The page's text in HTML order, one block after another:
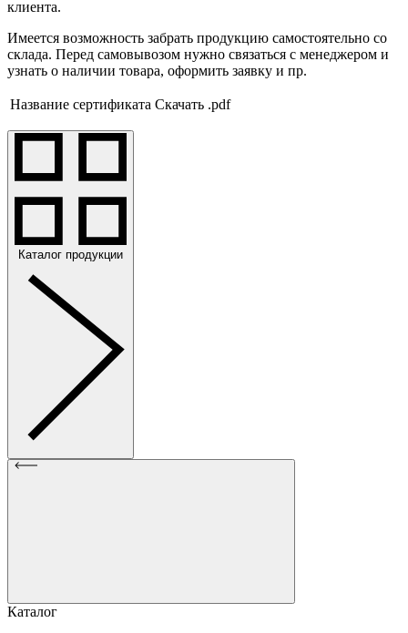
клиента.
Имеется возможность забрать продукцию самостоятельно со
склада. Перед самовывозом нужно связаться с менеджером и
узнать о наличии товара, оформить заявку и пр.
Название сертификата Скачать .pdf
Каталог продукции
Каталог